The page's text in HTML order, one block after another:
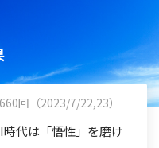
回（2023/7/22,23）
時代は「悟性」を磨け